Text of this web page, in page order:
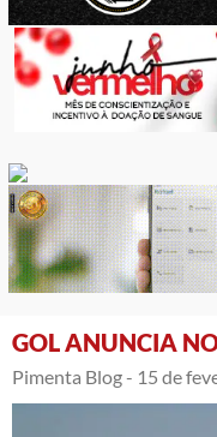
GOL ANUNCIA
Pimenta Blog - 15 de